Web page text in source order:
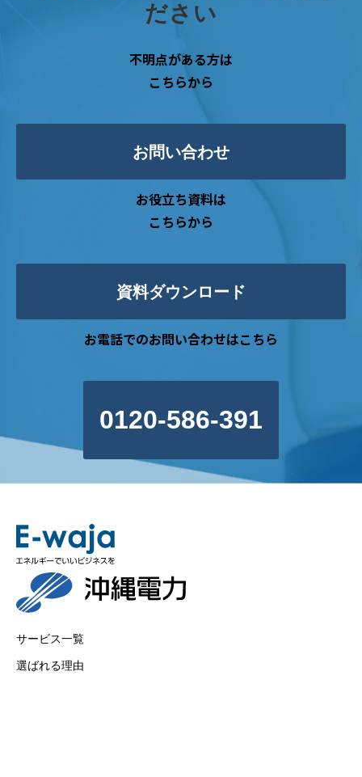
ださい
不明点がある方は
こちらから
お問い合わせ
お役立ち資料は
こちらから
資料ダウンロード
お電話でのお問い合わせはこちら
0120-586-391
サービス一覧
選ばれる理由